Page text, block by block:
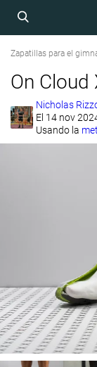
Zapatillas para el
On Cloud
Nicholas
El 14 nov
Usando la